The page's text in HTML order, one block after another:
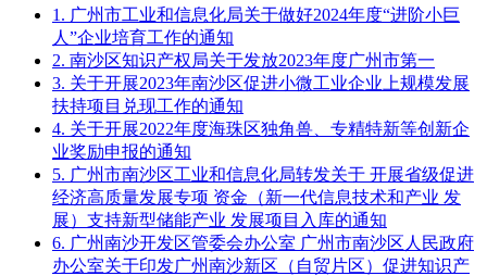
1. 广州市工业和信息化局关于做好2024年度“进阶小巨
人”企业培育工作的通知
2. 南沙区知识产权局关于发放2023年度广州市第一
3. 关于开展2023年南沙区促进小微工业企业上规模发展
扶持项目兑现工作的通知
4. 关于开展2022年度海珠区独角兽、专精特新等创新企
业奖励申报的通知
5. 广州市南沙区工业和信息化局转发关于 开展省级促进
经济高质量发展专项 资金（新一代信息技术和产业 发
展）支持新型储能产业 发展项目入库的通知
6. 广州南沙开发区管委会办公室 广州市南沙区人民政府
办公室关于印发广州南沙新区（自贸片区）促进知识产